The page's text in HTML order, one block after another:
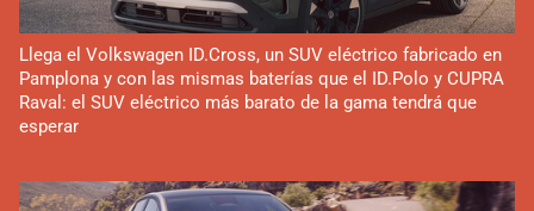
Llega el Volkswagen ID.Cross, un SUV eléctrico fabricado en
Pamplona y con las mismas baterías que el ID.Polo y CUPRA
Raval: el SUV eléctrico más barato de la gama tendrá que
esperar